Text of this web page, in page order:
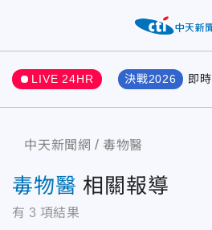
LIVE 24HR 決戰2026 即時
中天新聞網 毒物醫
毒物醫 相關報導
有 3 項結果